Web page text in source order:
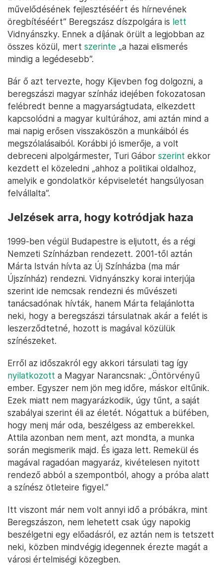
művelődésének fejlesztéséért és hírnevének
öregbítéséért” Beregszász díszpolgára is lett
Vidnyánszky. Ennek a díjának örült a legjobban az
összes közül, mert szerinte „a hazai elismerés
mindig a legédesebb”.
Bár ő azt tervezte, hogy Kijevben fog dolgozni, a
beregszászi magyar színház idejében fokozatosan
felébredt benne a magyarságtudata, elkezdett
kapcsolódni a magyar kultúrához, ami aztán mind a
mai napig erősen visszaköszön a munkáiból és
megszólalásaiból. Korábbi jó ismerője, a volt
debreceni alpolgármester, Turi Gábor szerint ekkor
kezdett el közeledni „ahhoz a politikai oldalhoz,
amelyik e gondolatkör képviseletét hangsúlyosan
felvállalta”.
Jelzések arra, hogy kotródjak haza
1999-ben végül Budapestre is eljutott, és a régi
Nemzeti Színházban rendezett. 2001-től aztán
Márta István hívta az Új Színházba (ma már
Újszínház) rendezni. Vidnyánszky korai interjúja
szerint ide nemcsak rendezni és művészeti
tanácsadónak hívták, hanem Márta felajánlotta
neki, hogy a beregszászi társulatnak akár a felét is
leszerződtetné, hozott is magával közülük
színészeket.
Erről az időszakról egy akkori társulati tag így
nyilatkozott a Magyar Narancsnak: „Öntörvényű
ember. Egyszer nem jön meg időre, máskor eltűnik.
Ezek miatt nem magyarázkodik, úgy tűnt, a saját
szabályai szerint éli az életét. Nógattuk a büfében,
hogy menj már oda, beszélgess az emberekkel.
Attila azonban nem ment, azt mondta, a munka
során megismerik majd. És igaza lett. Remekül és
magával ragadóan magyaráz, kivételesen nyitott
rendező abból a szempontból, ahogy a próba alatt
a színész ötleteire figyel.”
Itt viszont már nem volt annyi idő a próbákra, mint
Beregszászon, nem lehetett csak úgy napokig
beszélgetni egy előadásról, ez aztán nem is tetszett
neki, közben mindvégig idegennek érezte magát a
városi értelmiségi közegben.